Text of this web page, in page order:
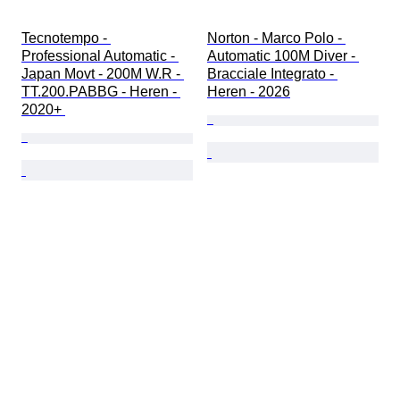
Tecnotempo -
Professional Automatic -
Japan Movt - 200M W.R -
TT.200.PABBG - Heren -
2020+
Norton - Marco Polo -
Automatic 100M Diver -
Bracciale Integrato -
Heren - 2026